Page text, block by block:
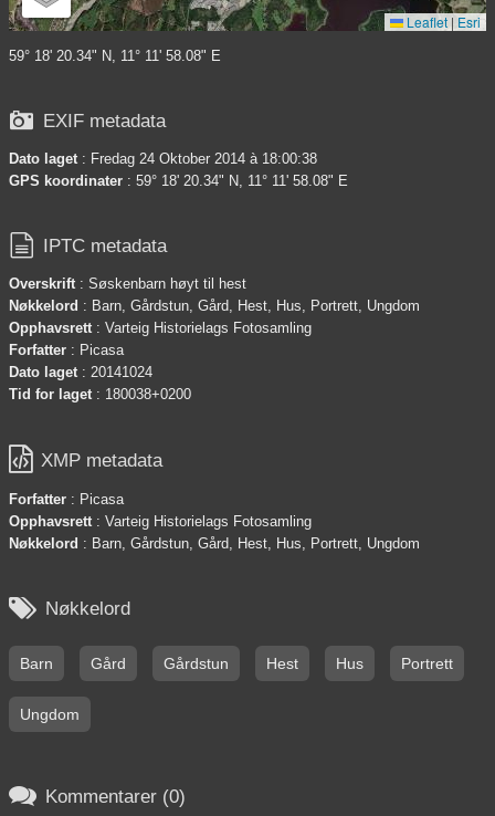
Leaflet | Esri
59° 18' 20.34" N, 11° 11' 58.08" E
 EXIF metadata
Dato laget: Fredag 24 Oktober 2014 à 18:00:38
GPS koordinater : 59° 18' 20.34" N, 11° 11' 58.08" E
 IPTC metadata
Overskrift: Søskenbarn høyt til hest
Nøkkelord : Barn, Gårdstun, Gård, Hest, Hus, Portrett, Ungdom
Opphavsrett: Varteig Historielags Fotosamling
Forfatter : Picasa
Dato laget: 20141024
Tid for laget: 180038+0200
 XMP metadata
Forfatter : Picasa
Opphavsrett: Varteig Historielags Fotosamling
Nøkkelord : Barn, Gårdstun, Gård, Hest, Hus, Portrett, Ungdom
 Nøkkelord
Barn Gård Gårdstun Hest Hus Portrett
Ungdom
 Kommentarer (0)